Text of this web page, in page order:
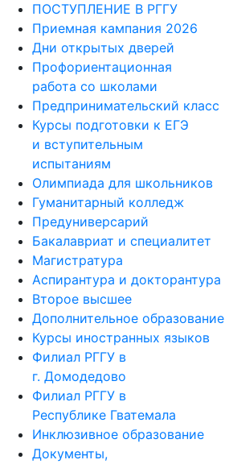
ПОСТУПЛЕНИЕ В РГГУ
Приемная кампания 2026
Дни открытых дверей
Профориентационная
работа со школами
Предпринимательский класс
Курсы подготовки к ЕГЭ
и вступительным
испытаниям
Олимпиада для школьников
Гуманитарный колледж
Предуниверсарий
Бакалавриат и специалитет
Магистратура
Аспирантура и докторантура
Второе высшее
Дополнительное образование
Курсы иностранных языков
Филиал РГГУ в
г. Домодедово
Филиал РГГУ в
Республике Гватемала
Инклюзивное образование
Документы,